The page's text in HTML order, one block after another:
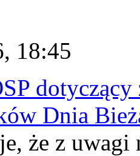
18:45
dotyczący
Dnia
że z uwagi